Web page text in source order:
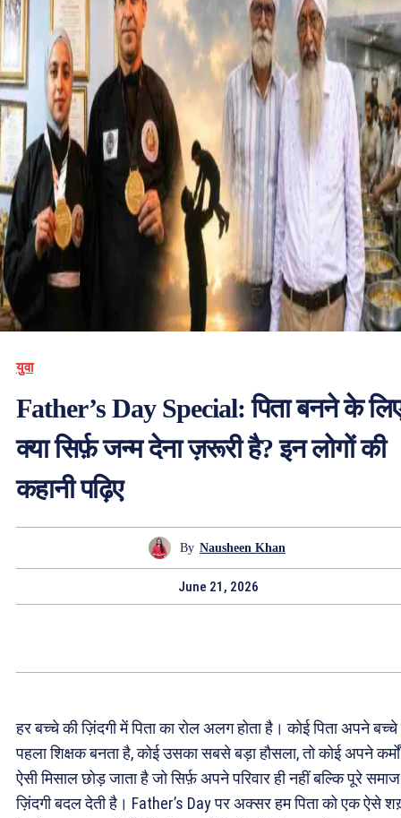
युवा
Father’s Day Special: पिता बनने के
क्या सिर्फ़ जन्म देना ज़रूरी है? इन लोगों की
कहानी पढ़िए
By Nausheen Khan
June 21, 2026
हर बच्चे की ज़िंदगी में पिता का रोल अलग होता है। कोई पिता अपने बच्चे
पहला शिक्षक बनता है, कोई उसका सबसे बड़ा हौसला, तो कोई अपने
ऐसी मिसाल छोड़ जाता है जो सिर्फ़ अपने परिवार ही नहीं बल्कि पूरे
ज़िंदगी बदल देती है। Father’s Day पर अक्सर हम पिता को एक ऐसे